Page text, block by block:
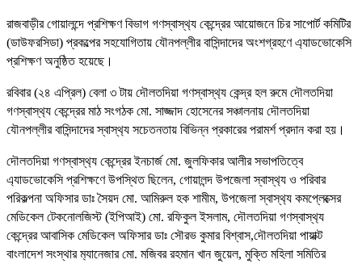
রাজবাড়ীর গোয়ালন্দে প্রশিক্ষণ বিভাগ গণস্বাস্থ‍্য কেন্দ্রের আয়োজনে চির সাপোর্ট কমিটির
(ডাউফরসিডা) প্রকল্পের সহযোগিতায় যৌনপল্লীর বাসিন্দাদের অংশগ্রহণে এ‍্যাডভোকেসি
প্রশিক্ষণ অনুষ্ঠিত হয়েছে।
রবিবার (২৪ এপ্রিল) বেলা ৩ টায় দৌলতদিয়া গণস্বাস্থ‍্য কেন্দ্র হল রুমে দৌলতদিয়া
গণস্বাস্থ‍্য কেন্দ্রের মাঠ সংগঠক মো. সাজ্জাদ হোসেনের সঞ্চালনায় দৌলতদিয়া
যৌনপল্লীর বাসিন্দাদের স্বাস্থ‍্য সচেতনতায় বিভিন্ন প্রকারের পরামর্শ প্রদান করা হয়।
দৌলতদিয়া গণস্বাস্থ‍্য কেন্দ্রের ইনচার্জ মো. জুলফিকার আলীর সভাপতিত্বে
এ‍্যাডভোকেসি প্রশিক্ষণে উপস্থিত ছিলেন, গোয়ালন্দ উপজেলা স্বাস্থ‍্য ও পরিবার
পরিকল্পনা অফিসার ডাঃ সৈয়দ মো. আমিরুল হক শামীম, উপজেলা স্বাস্থ‍্য কমপ্লেক্সের
মেডিকেল টেকনোলজিস্ট (ইপিআই) মো. রফিকুল ইসলাম, দৌলতদিয়া গণস্বাস্থ‍্য
কেন্দ্রের আবাসিক মেডিকেল অফিসার ডাঃ সৌরভ কুমার বিশ্বাস,দৌলতদিয়া পায়াক্ট
বাংলাদেশ সংস্থার ম‍্যানেজার মো. মজিবর রহমান খান জুয়েল, মুক্তি মহিলা সমিতির